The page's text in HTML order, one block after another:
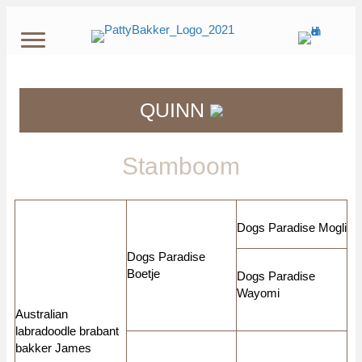
QUINN
Stamboom
Dogs Paradise
Boetje
Dogs Paradise Mogli
Dogs Paradise
Wayomi
Australian
labradoodle brabant
bakker James